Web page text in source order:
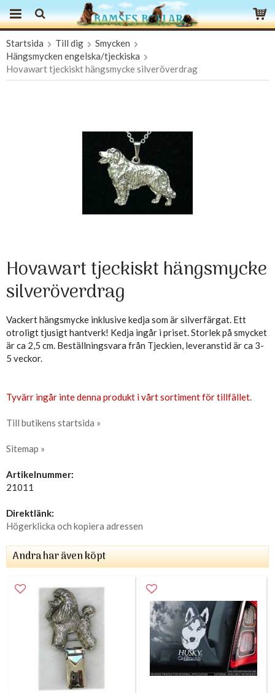
Produkten har blivit tillagd i varukorgen
Startsida Till dig
Smycken
Hängsmycken engelska/tjeckiska
Hovawart tjeckiskt hängsmycke silveröverdrag
Hovawart tjeckiskt hängsmycke
silveröverdrag
Vackert hängsmycke inklusive kedja som är silverfärgat. Ett
otroligt tjusigt hantverk! Kedja ingår i priset. Storlek på smycket
är ca 2,5 cm. Beställningsvara från Tjeckien, leveranstid är ca 3-
5 veckor.
Tyvärr ingår inte denna produkt i vårt sortiment för tillfället.
Till butikens startsida »
Sitemap »
Artikelnummer:
21011
Direktlänk:
Högerklicka och kopiera adressen
Andra har även köpt